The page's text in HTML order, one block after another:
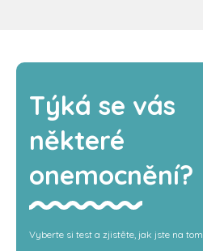
Týká se vás
některé
onemocnění?
Vyberte si test a zjistěte, jak jste na tom